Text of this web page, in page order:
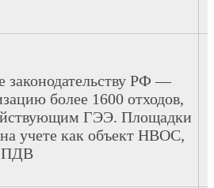
законодательству РФ —
более 1600 отходов,
ГЭЭ. Площадки
учете как объект НВОС,
ПДВ